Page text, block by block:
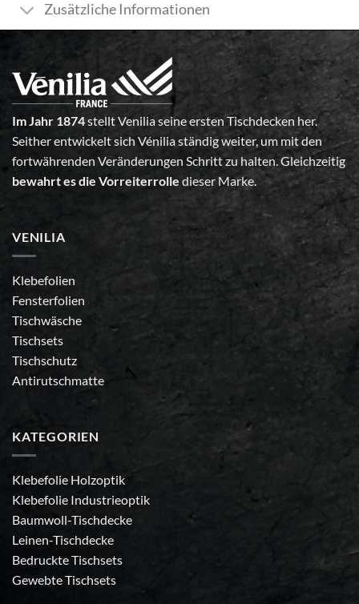
Zusätzliche Informationen
Im Jahr 1874stellt Venilia seine ersten Tischdecken her.
Seither entwickelt sich Vénilia ständig weiter, um mit den
fortwährenden Veränderungen Schritt zu halten. Gleichzeitig
bewahrt es die Vorreiterrolle dieser Marke.
VENILIA
Klebefolien
Fensterfolien
Tischwäsche
Tischsets
Tischschutz
Antirutschmatte
KATEGORIEN
Klebefolie Holzoptik
Klebefolie Industrieoptik
Baumwoll-Tischdecke
Leinen-Tischdecke
Bedruckte Tischsets
Gewebte Tischsets